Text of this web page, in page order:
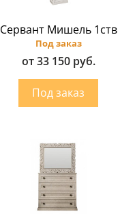
Сервант Мишель 1ств
Под заказ
от 33 150 руб.